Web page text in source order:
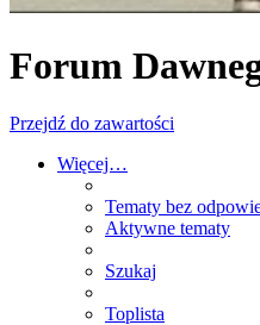
Forum
Przejdź do zawartości
Więcej…
Tematy bez
Aktywne tematy
Szukaj
Toplista